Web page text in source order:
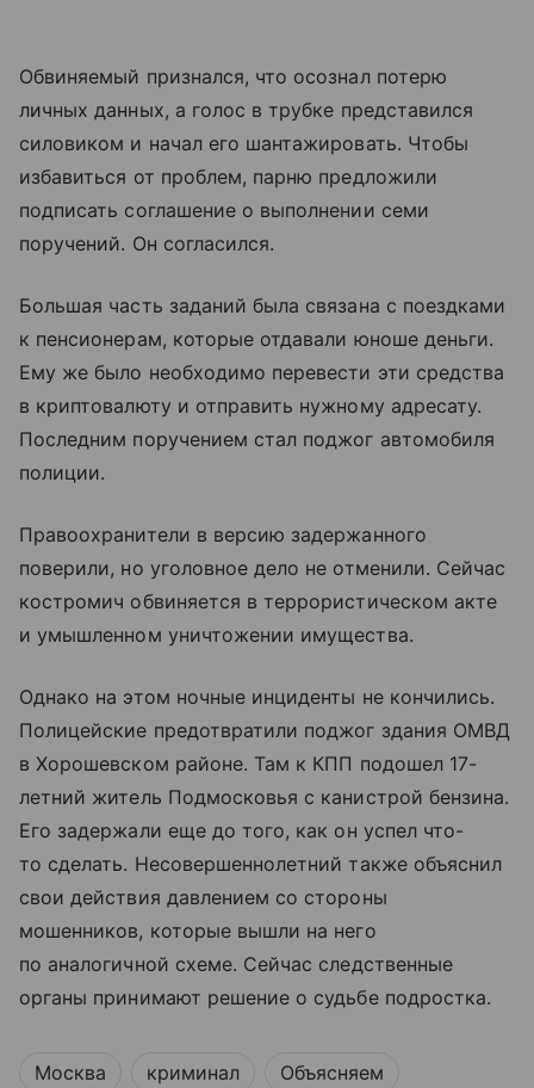
Обвиняемый признался, что осознал потерю
личных данных, а голос в трубке представился
силовиком и начал его шантажировать. Чтобы
избавиться от проблем, парню предложили
подписать соглашение о выполнении семи
поручений. Он согласился.
Большая часть заданий была связана с поездками
к пенсионерам, которые отдавали юноше деньги.
Ему же было необходимо перевести эти средства
в криптовалюту и отправить нужному адресату.
Последним поручением стал поджог автомобиля
полиции.
Правоохранители в версию задержанного
поверили, но уголовное дело не отменили. Сейчас
костромич обвиняется в террористическом акте
и умышленном уничтожении имущества.
Однако на этом ночные инциденты не кончились.
Полицейские предотвратили поджог здания ОМВД
в Хорошевском районе. Там к КПП подошел 17-
летний житель Подмосковья с канистрой бензина.
Его задержали еще до того, как он успел что-
то сделать. Несовершеннолетний также объяснил
свои действия давлением со стороны
мошенников, которые вышли на него
по аналогичной схеме. Сейчас следственные
органы принимают решение о судьбе подростка.
Москва криминал Объясняем